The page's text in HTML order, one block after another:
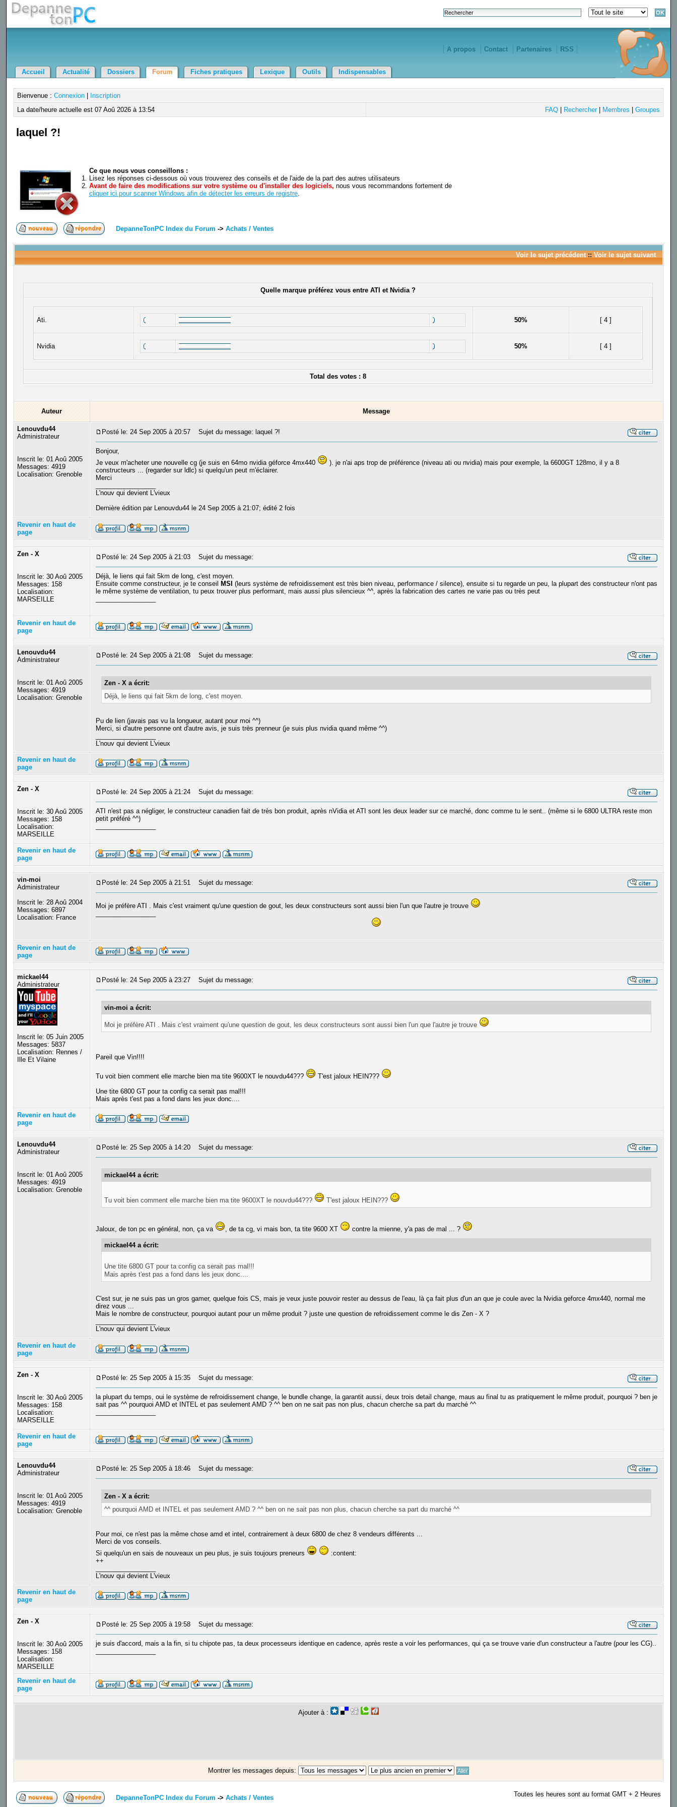
A propos Contact Partenaires RSS
Accueil Actualité Dossiers Forum Fiches pratiques Lexique Outils Indispensables
Bienvenue : Connexion|
Inscription
La date/heure actuelle est 07 Aoû 2026 à 13:54
FAQ| Rechercher| Membres Groupes
laquel ?!
Ce que nous vous conseillons :
Lisez les réponses ci-dessous où vous trouverez des conseils et de l'aide de la part des autres utilisateurs
Avant de faire des modifications sur votre système ou d'installer des logiciels, nous vous recommandons fortement de
cliquer ici pour scanner Windows afin de détecter les erreurs de registre.
DepanneTonPC Index du Forum -> Achats / Ventes
Voir le sujet précédent:: Voir le sujet suivant
Quelle marque préférez vous entre ATI et Nvidia ?
Ati. 50% [ 4 ]
Nvidia 50% [ 4 ]
Total des votes : 8
Auteur Message
Lenouvdu44
Administrateur
Inscrit le: 01 Aoû 2005
Messages: 4919
Localisation: Grenoble
Posté le: 24 Sep 2005 à 20:57 Sujet du message: laquel ?!
Bonjour,
Je veux m'acheter une nouvelle cg (je suis en 64mo nvidia géforce 4mx440
). je n'ai aps trop de préférence (niveau ati ou nvidia) mais pour exemple, la 6600GT 128mo, il y a 8
constructeurs ... (regarder sur ldlc) si quelqu'un peut m'éclairer.
Merci
L'nouv qui devient L'vieux
Dernière édition par Lenouvdu44 le 24 Sep 2005 à 21:07; édité 2 fois
Revenir en haut de
page
Zen - X
Inscrit le: 30 Aoû 2005
Messages: 158
Localisation:
MARSEILLE
Posté le: 24 Sep 2005 à 21:03 Sujet du message:
Déjà, le liens qui fait 5km de long, c'est moyen.
Ensuite comme constructeur, je te conseil
MSI (leurs système de refroidissement est très bien niveau, performance / silence), ensuite si tu regarde un peu, la plupart des constructeur n'ont pas
le même système de ventilation, tu peux trouver plus performant, mais aussi plus silencieux ^^, après la fabrication des cartes ne varie pas ou très peut
Revenir en haut de
page
Lenouvdu44
Administrateur
Inscrit le: 01 Aoû 2005
Messages: 4919
Localisation: Grenoble
Posté le: 24 Sep 2005 à 21:08 Sujet du message:
Zen - X a écrit:
Déjà, le liens qui fait 5km de long, c'est moyen.
Pu de lien (javais pas vu la longueur, autant pour moi ^^)
Merci, si d'autre personne ont d'autre avis, je suis très prenneur (je suis plus nvidia quand même ^^)
L'nouv qui devient L'vieux
Revenir en haut de
page
Zen - X
Inscrit le: 30 Aoû 2005
Messages: 158
Localisation:
MARSEILLE
Posté le: 24 Sep 2005 à 21:24 Sujet du message:
ATI n'est pas a négliger, le constructeur canadien fait de très bon produit, après nVidia et ATI sont les deux leader sur ce marché, donc comme tu le sent.. (même si le 6800 ULTRA reste mon
petit préféré ^^)
Revenir en haut de
page
vin-moi
Administrateur
Inscrit le: 28 Aoû 2004
Messages: 6897
Localisation: France
Posté le: 24 Sep 2005 à 21:51 Sujet du message:
Moi je préfère ATI . Mais c'est vraiment qu'une question de gout, les deux constructeurs sont aussi bien l'un que l'autre je trouve
Revenir en haut de
page
mickael44
Administrateur
Inscrit le: 05 Juin 2005
Messages: 5837
Localisation: Rennes /
Ille Et Vilaine
Posté le: 24 Sep 2005 à 23:27 Sujet du message:
vin-moi a écrit:
Moi je préfère ATI . Mais c'est vraiment qu'une question de gout, les deux constructeurs sont aussi bien l'un que l'autre je trouve
Pareil que Vin!!!!
Tu voit bien comment elle marche bien ma tite 9600XT le nouvdu44???
T'est jaloux HEIN???
Une tite 6800 GT pour ta config ca serait pas mal!!!
Mais après t'est pas a fond dans les jeux donc....
Revenir en haut de
page
Lenouvdu44
Administrateur
Inscrit le: 01 Aoû 2005
Messages: 4919
Localisation: Grenoble
Posté le: 25 Sep 2005 à 14:20 Sujet du message:
mickael44 a écrit:
Tu voit bien comment elle marche bien ma tite 9600XT le nouvdu44??? T'est jaloux HEIN???
Jaloux, de ton pc en général, non, ça va , de ta cg, vi mais bon, ta tite 9600 XT contre la mienne, y'a pas de mal ... ?
mickael44 a écrit:
Une tite 6800 GT pour ta config ca serait pas mal!!!
Mais après t'est pas a fond dans les jeux donc....
C'est sur, je ne suis pas un gros gamer, quelque fois CS, mais je veux juste pouvoir rester au dessus de l'eau, là ça fait plus d'un an que je coule avec la Nvidia geforce 4mx440, normal me
direz vous ...
Mais le nombre de constructeur, pourquoi autant pour un même produit ? juste une question de refroidissement comme le dis Zen - X ?
L'nouv qui devient L'vieux
Revenir en haut de
page
Zen - X
Inscrit le: 30 Aoû 2005
Messages: 158
Localisation:
MARSEILLE
Posté le: 25 Sep 2005 à 15:35 Sujet du message:
la plupart du temps, oui le système de refroidissement change, le bundle change, la garantit aussi, deux trois detail change, maus au final tu as pratiquement le même produit, pourquoi ? ben je
sait pas ^^ pourquoi AMD et INTEL et pas seulement AMD ? ^^ ben on ne sait pas non plus, chacun cherche sa part du marché ^^
Revenir en haut de
page
Lenouvdu44
Administrateur
Inscrit le: 01 Aoû 2005
Messages: 4919
Localisation: Grenoble
Posté le: 25 Sep 2005 à 18:46 Sujet du message:
Zen - X a écrit:
^^ pourquoi AMD et INTEL et pas seulement AMD ? ^^ ben on ne sait pas non plus, chacun cherche sa part du marché ^^
Pour moi, ce n'est pas la même chose amd et intel, contrairement à deux 6800 de chez 8 vendeurs différents ...
Merci de vos conseils.
Si quelqu'un en sais de nouveaux un peu plus, je suis toujours preneurs
:content:
++
L'nouv qui devient L'vieux
Revenir en haut de
page
Zen - X
Inscrit le: 30 Aoû 2005
Messages: 158
Localisation:
MARSEILLE
Posté le: 25 Sep 2005 à 19:58 Sujet du message:
je suis d'accord, mais a la fin, si tu chipote pas, ta deux processeurs identique en cadence, après reste a voir les performances, qui ça se trouve varie d'un constructeur a l'autre (pour les CG)..
Revenir en haut de
page
Ajouter à :
Montrer les messages depuis:
DepanneTonPC Index du Forum -> Achats / Ventes Toutes les heures sont au format GMT + 2 Heures